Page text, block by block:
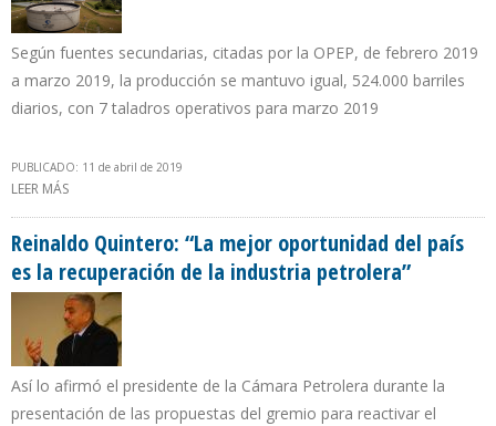
Según fuentes secundarias, citadas por la OPEP, de febrero 2019
a marzo 2019, la producción se mantuvo igual, 524.000 barriles
diarios, con 7 taladros operativos para marzo 2019
PUBLICADO: 11 de abril de 2019
LEER MÁS
Reinaldo Quintero: “La mejor oportunidad del país
es la recuperación de la industria petrolera”
Así lo afirmó el presidente de la Cámara Petrolera durante la
presentación de las propuestas del gremio para reactivar el